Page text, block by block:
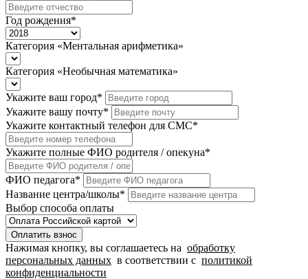
Год рождения*
Категория «Ментальная арифметика»
Категория «Необычная математика»
Укажите ваш город*
Укажите вашу почту*
Укажите контактный телефон для СМС*
Укажите полные ФИО родителя / опекуна*
ФИО педагога*
Название центра/школы*
Выбор способа оплаты
Оплатить взнос
Нажимая кнопку, вы соглашаетесь на обработку
персональных данных в соответствии с политикой
конфиденциальности